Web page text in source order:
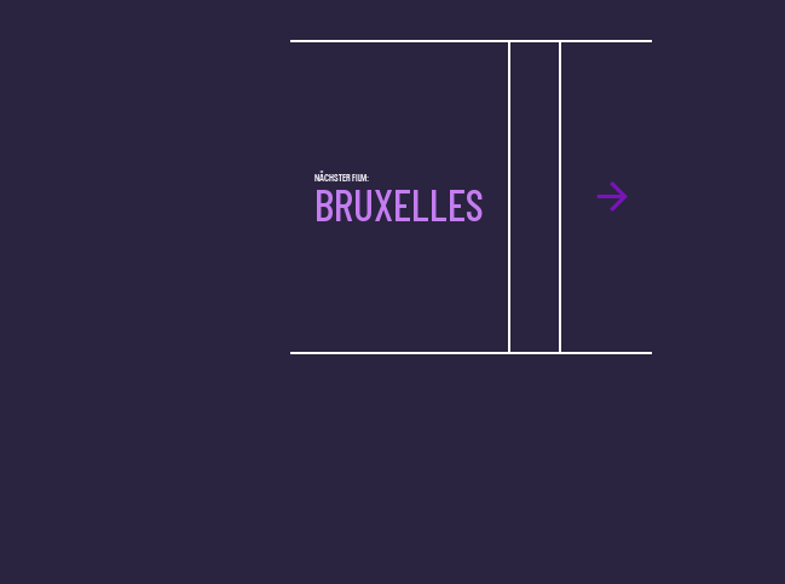
NÄCHSTER FILM:
BRUXELLES